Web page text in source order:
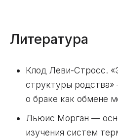
Литература
Клод Леви-Стросс.
структуры
о браке как обмене
Льюис Морган —
изучения систем